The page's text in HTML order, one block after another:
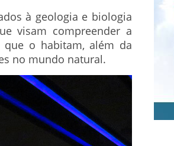
à geologia e biologia
visam compreender a
que o habitam, além da
no mundo natural.